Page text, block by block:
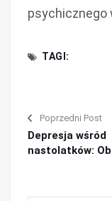
psychicznego
TAGI:
Poprzedni Post
Depresja wśród
nastolatków: